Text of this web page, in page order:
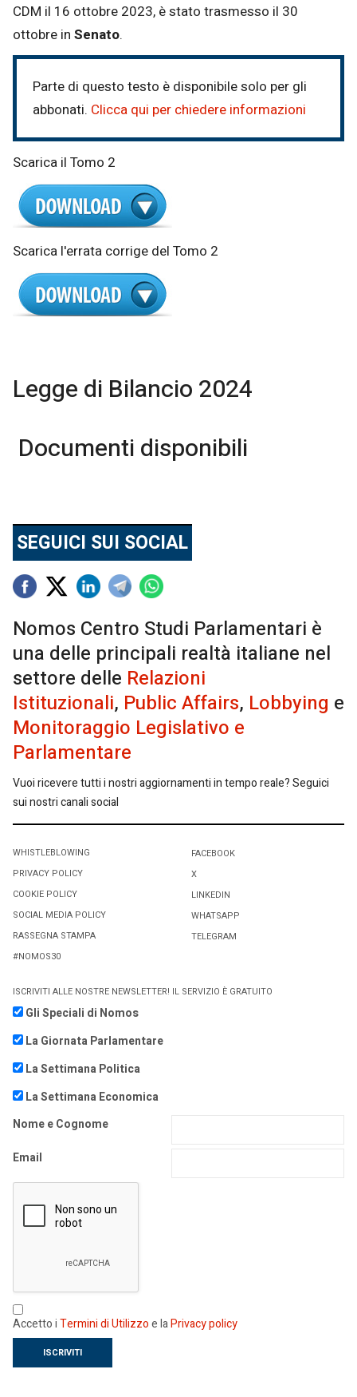
CDM il 16 ottobre 2023, è stato trasmesso il 30
ottobre in Senato.
Parte di questo testo è disponibile solo per gli
abbonati. Clicca qui per chiedere informazioni
Scarica il Tomo 2
Scarica l'errata corrige del Tomo 2
Legge di Bilancio 2024
Documenti disponibili
SEGUICI SUI SOCIAL
Nomos Centro Studi Parlamentari è
una delle principali realtà italiane nel
settore delle Relazioni
Istituzionali, Public Affairs, Lobbying e
Monitoraggio Legislativo e
Parlamentare
Vuoi ricevere tutti i nostri aggiornamenti in tempo reale? Seguici
sui nostri canali social
WHISTLEBLOWING
PRIVACY POLICY
COOKIE POLICY
SOCIAL MEDIA POLICY
RASSEGNA STAMPA
#NOMOS30
FACEBOOK
X
LINKEDIN
WHATSAPP
TELEGRAM
ISCRIVITI ALLE NOSTRE NEWSLETTER! IL SERVIZIO È GRATUITO
Gli Speciali di Nomos
La Giornata Parlamentare
La Settimana Politica
La Settimana Economica
Nome e Cognome
Email
Accetto iTermini di Utilizzoe laPrivacy policy